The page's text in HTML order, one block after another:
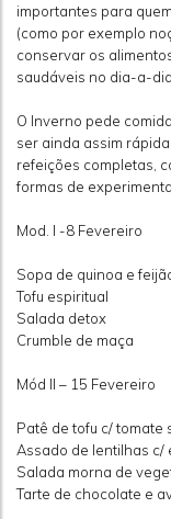
importantes para
(como por exemplo
conservar os
saudáveis no dia-a-
O Inverno pede
ser ainda assim
refeições completas,
formas de
Mod. I -8 Fevereiro
Sopa de quinoa e
Tofu espiritual
Salada detox
Crumble de maça
Mód II – 15 Fevereiro
Patê de tofu c/ tomate
Assado de lentilhas c/
Salada morna de
Tarte de chocolate e